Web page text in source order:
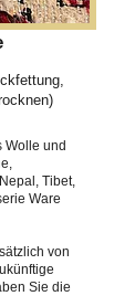
Wolle und
Tibet,
Ware
von
Sie die